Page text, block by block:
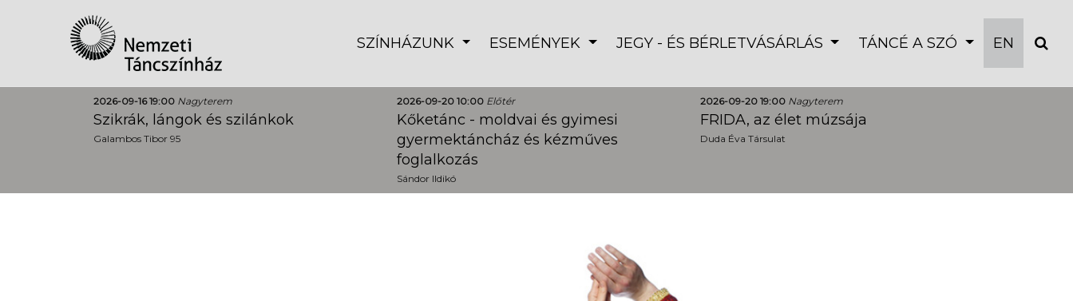
SZÍNHÁZUNK ESEMÉNYEK JEGY - ÉS BÉRLETVÁSÁRLÁS TÁNCÉ A SZÓ EN
2026-09-16 19:00 Nagyterem
Szikrák, lángok és szilánkok
Galambos Tibor 95
2026-09-20 10:00 Előtér
Kőketánc - moldvai és gyimesi
gyermektáncház és kézműves
foglalkozás
Sándor Ildikó
2026-09-20 19:00 Nagyterem
FRIDA, az élet múzsája
Duda Éva Társulat